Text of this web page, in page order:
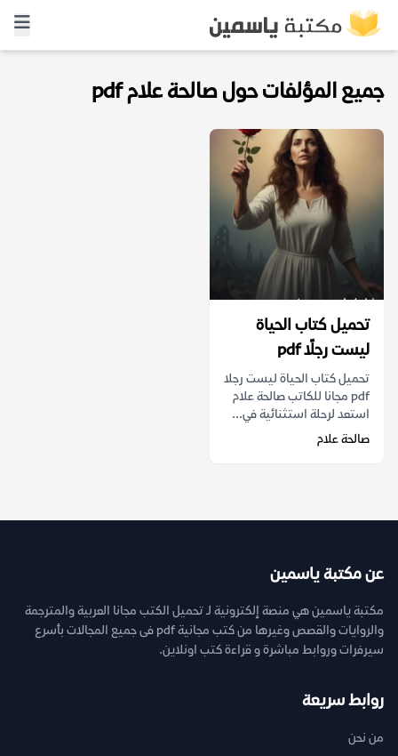
جميع المؤلفات حول صالحة علام pdf
تحميل كتاب الحياة
ليست رجلًا pdf
تحميل كتاب الحياة ليست رجلا
pdf مجانا للكاتب صالحة علام
استعد لرحلة استثنائية في...
صالحة علام
عن مكتبة ياسمين
مكتبة ياسمين هي منصة إلكترونية لـ تحميل الكتب مجانا العربية والمترجمة
والروايات والقصص وغيرها من كتب مجانية pdf فى جميع المجالات بأسرع
سيرفرات وروابط مباشرة و قراءة كتب اونلاين.
روابط سريعة
من نحن